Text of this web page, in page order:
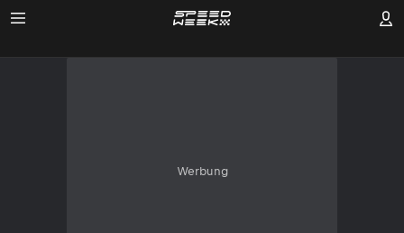
Werbung